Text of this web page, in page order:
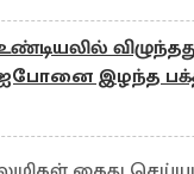
இழந்த